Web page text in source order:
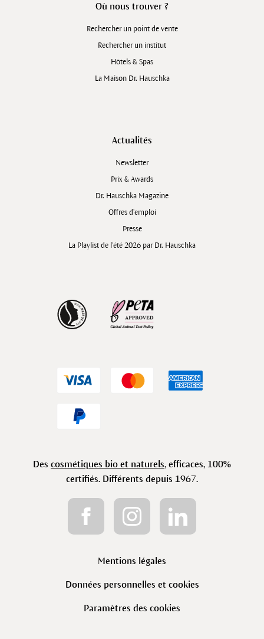
Où nous trouver ?
Rechercher un point de vente
Rechercher un institut
Hôtels & Spas
La Maison Dr. Hauschka
Actualités
Newsletter
Prix & Awards
Dr. Hauschka Magazine
Offres d’emploi
Presse
La Playlist de l'été 2026 par Dr. Hauschka
Des cosmétiques bio et naturels, efficaces, 100%
certifiés. Différents depuis 1967.
Mentions légales
Données personnelles et cookies
Paramètres des cookies